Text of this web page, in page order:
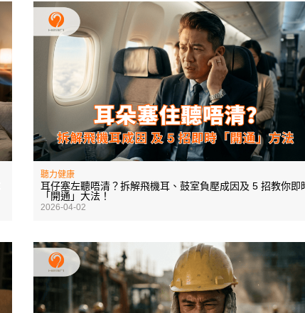
聽力健康
耳仔塞左聽唔清？拆解飛機耳、鼓室負壓成因及 5 招教你即
「開通」大法！
2026-04-02